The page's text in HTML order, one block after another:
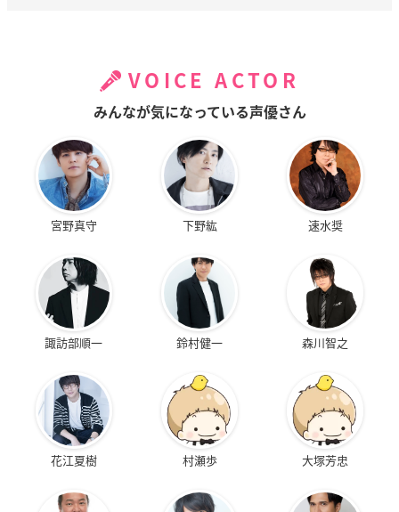
VOICE ACTOR
みんなが気になっている声優さん
宮野真守 下野紘 速水奨
諏訪部順一 鈴村健一 森川智之
花江夏樹 村瀬歩 大塚芳忠